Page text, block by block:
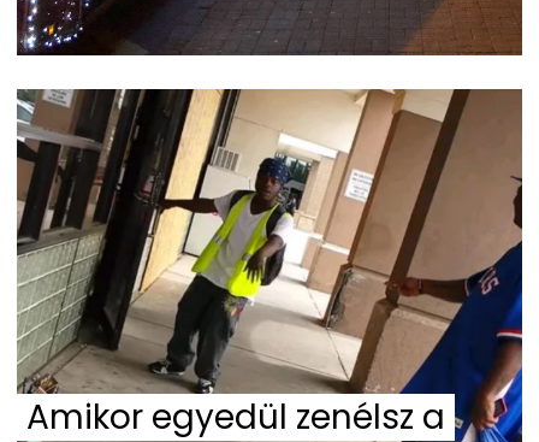
Amikor egyedül zenélsz a